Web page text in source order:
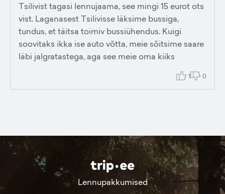
Tsilivist tagasi lennujaama, see mingi 15 eurot ots
vist. Laganasest Tsilivisse läksime bussiga,
tundus, et täitsa toimiv bussiühendus. Kuigi
soovitaks ikka ise auto võtta, meie sõitsime saare
läbi jalgratastega, aga see meie oma kiiks
1 0
Lennupakkumised